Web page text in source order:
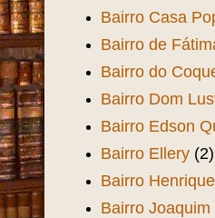
Bairro Casa
Bairro de
Bairro do
Bairro Dom
Bairro Edson
Bairro Ellery (2)
Bairro
Bairro Joaquim